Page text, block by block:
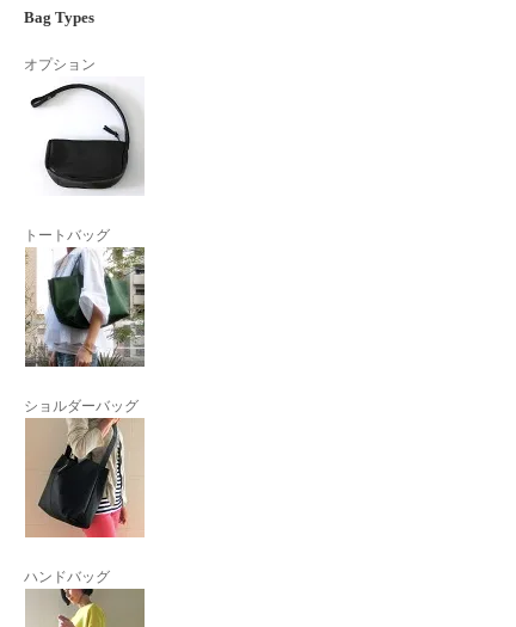
Bag Types
オプション
トートバッグ
ショルダーバッグ
ハンドバッグ